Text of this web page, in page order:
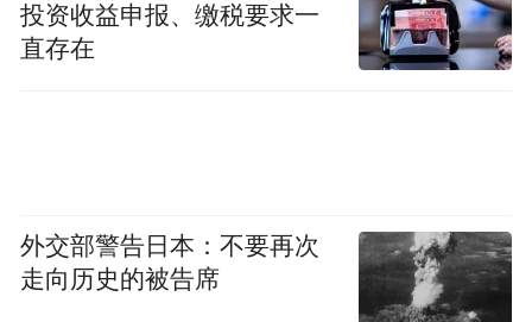
兰、封潇潇和楚嘉禾入行学戏，既有“祖师爷
赏饭”的天分使然，也有享受秦腔赋予“主角”
的性格底色，更承载面对命运起落的心态。
有人热心肠、有人守本分、有人争主角，共
投资收益申报、缴税要求一
直存在
外交部警告日本：不要再次
走向历史的被告席